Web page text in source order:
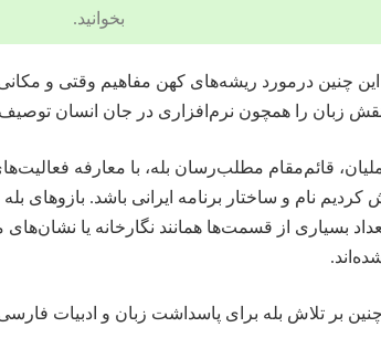
بخوانید.
چنین درمورد ریشه‌های کهن مفاهیم وقتی و
زبان را همچون نرم‌افزاری در جان انسان
قائم‌مقام مطلب‌رسان بله، با معارفه
کردیم نام و ساختار برنامه ایرانی باشد. بازوهای
بسیاری از قسمت‌ها همانند نگارخانه یا نشان‌های
بر تلاش بله برای پاسداشت زبان و ادبیات